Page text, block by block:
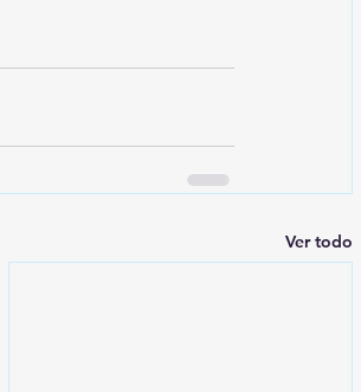
Ver todo